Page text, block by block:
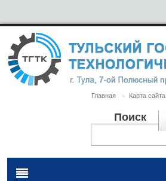
Главная Карта сайта
Поиск